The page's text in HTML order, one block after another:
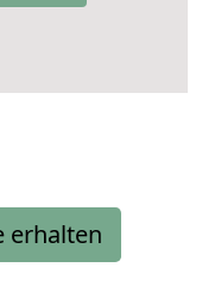
erhalten